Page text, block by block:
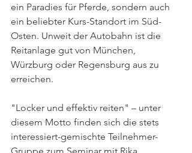
ein Paradies für Pferde, sondern auch
ein beliebter Kurs-Standort im Süd-
Osten. Unweit der Autobahn ist die
Reitanlage gut von München,
Würzburg oder Regensburg aus zu
erreichen.
"Locker und effektiv reiten" – unter
diesem Motto finden sich die stets
interessiert-gemischte Teilnehmer-